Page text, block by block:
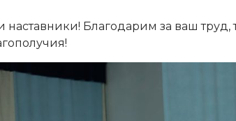
Благодарим за ваш труд,